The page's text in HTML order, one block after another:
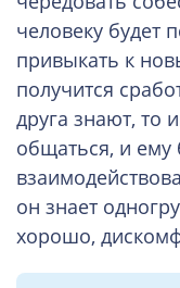
человеку будет
привыкать к
получится
друга знают, то
общаться, и ему
он знает
хорошо,